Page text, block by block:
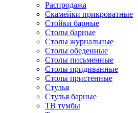
Распродажа
Скамейки прикроватные
Стойки барные
Столы барные
Столы журнальные
Столы обеденные
Столы письменные
Столы придиванные
Столы пристенные
Стулья
Стулья барные
ТВ тумбы